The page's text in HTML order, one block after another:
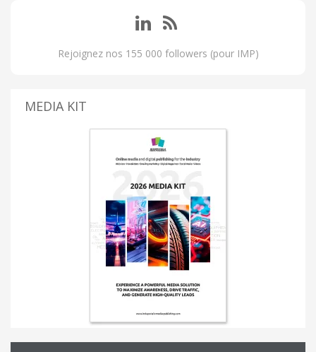
Rejoignez nos 155 000 followers (pour IMP)
MEDIA KIT